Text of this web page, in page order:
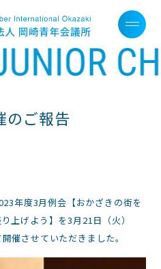
のご報告
年度3月例会【おかざきの街を
上げよう】を3月21日（火）
催させていただきました。